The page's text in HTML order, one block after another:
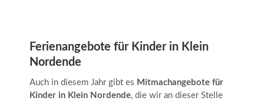
Ferienangebote für Kinder in Klein
Nordende
Auch in diesem Jahr gibt es Mitmachangebote für
Kinder in Klein Nordende, die wir an dieser Stelle